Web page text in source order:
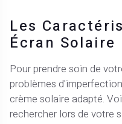
Les
Écran Solaire
Pour prendre soin de
problèmes
crème solaire adapté.
rechercher lors de votre